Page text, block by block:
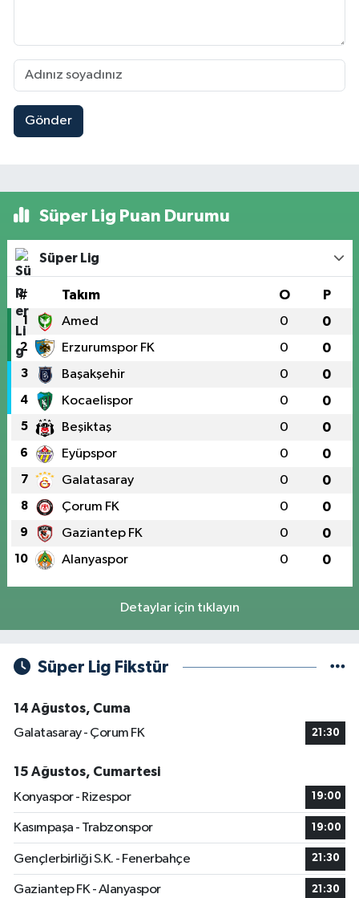
Gönder
Süper Lig Puan Durumu
Süper Lig
# Takım O P
1 Amed 0 0
2 Erzurumspor FK 0 0
3 Başakşehir 0 0
4 Kocaelispor 0 0
5 Beşiktaş 0 0
6 Eyüpspor 0 0
7 Galatasaray 0 0
8 Çorum FK 0 0
9 Gaziantep FK 0 0
10 Alanyaspor 0 0
Detaylar için tıklayın
Süper Lig Fikstür
14 Ağustos, Cuma
Galatasaray - Çorum FK
21:30
15 Ağustos, Cumartesi
Konyaspor - Rizespor
19:00
Kasımpaşa - Trabzonspor 19:00
Gençlerbirliği S.K. - Fenerbahçe 21:30
Gaziantep FK - Alanyaspor 21:30